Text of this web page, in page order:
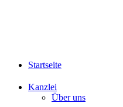
Startseite
Kanzlei
Über uns